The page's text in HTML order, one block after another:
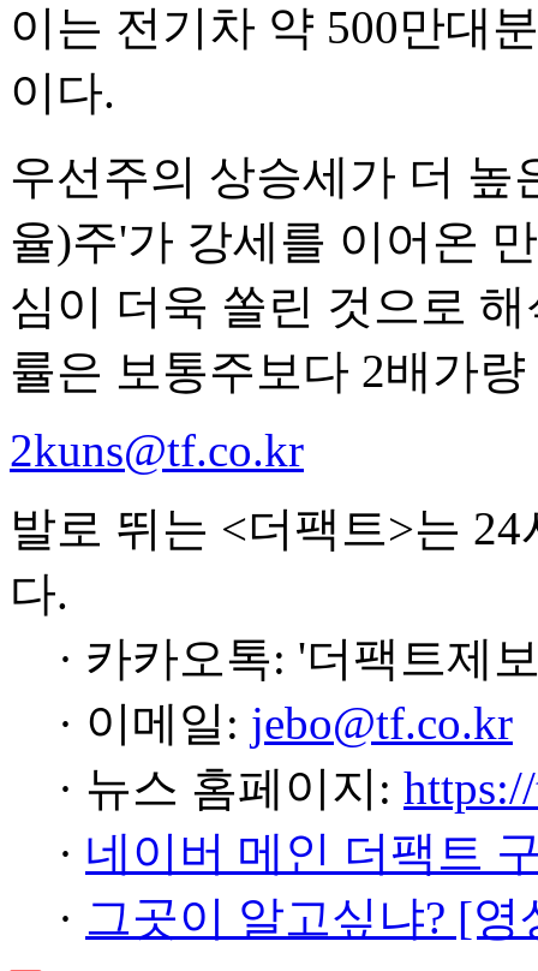
이는 전기차 약 500만대
이다.
우선주의 상승세가 더 높
율)주'가 강세를 이어온
심이 더욱 쏠린 것으로
률은 보통주보다 2배가량
2kuns@tf.co.kr
발로 뛰는 <더팩트>는
다.
· 카카오톡: '더팩트제
· 이메일: jebo@tf.co.kr
· 뉴스 홈페이지:
· 네이버 메인 더팩트
· 그곳이 알고싶냐? [